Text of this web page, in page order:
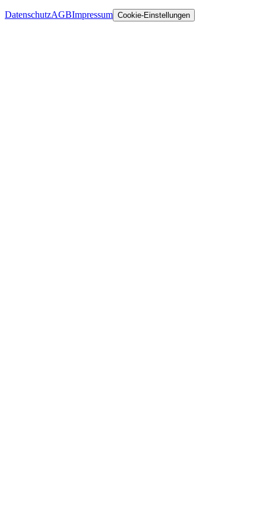
DatenschutzAGBImpressum Cookie-Einstellungen